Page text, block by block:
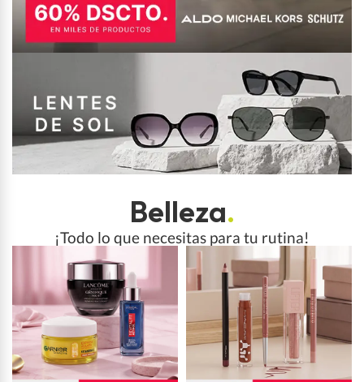
Belleza.
¡Todo lo que necesitas para tu rutina!